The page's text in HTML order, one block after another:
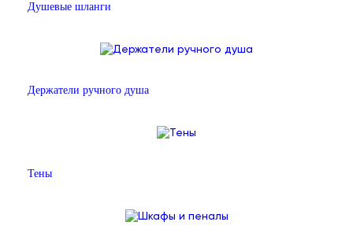
Душевые шланги
Держатели ручного душа
Тены